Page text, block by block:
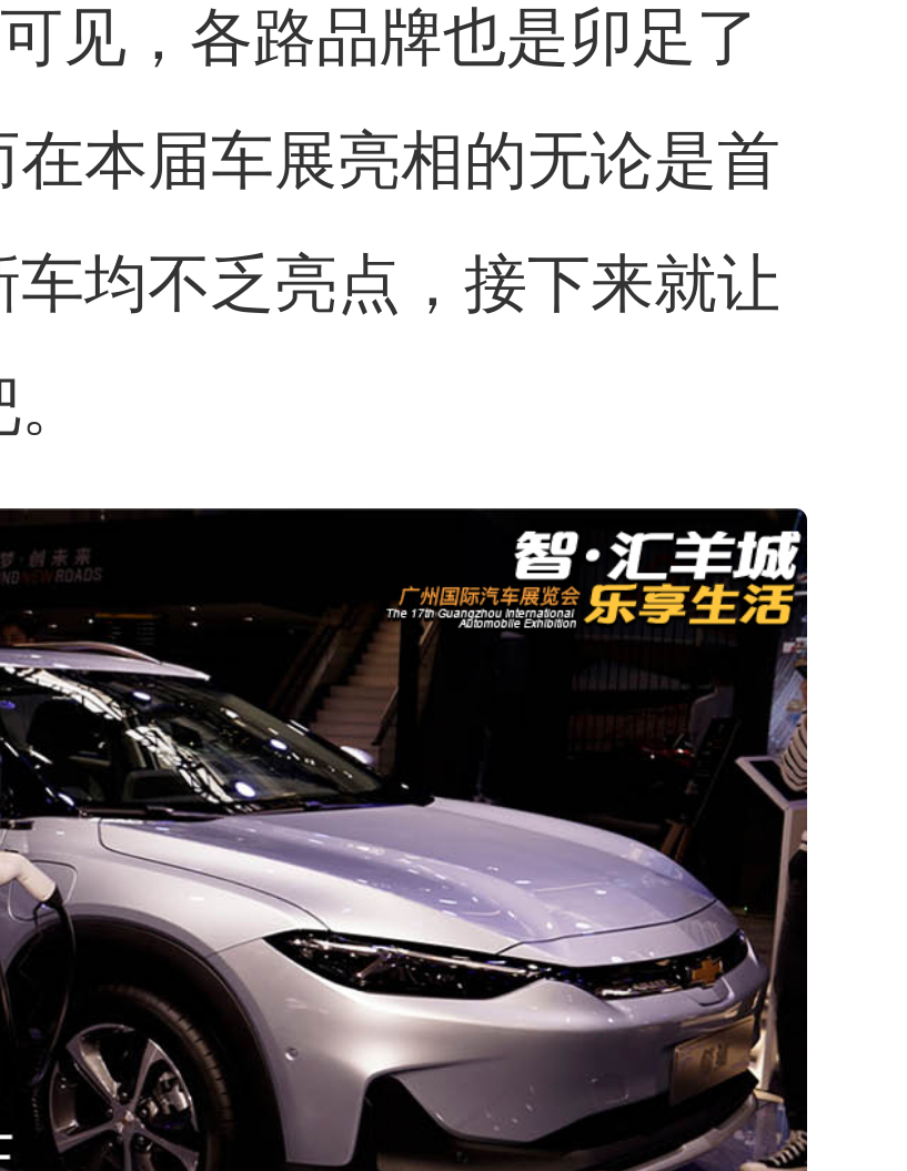
见，各路品牌也是卯足了
本届车展亮相的无论是首
均不乏亮点，接下来就让